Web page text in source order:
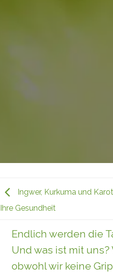
Endlich werden die
Und was ist mit
obwohl wir keine
Ingwer, Kurkuma und
Ihre Gesundheit